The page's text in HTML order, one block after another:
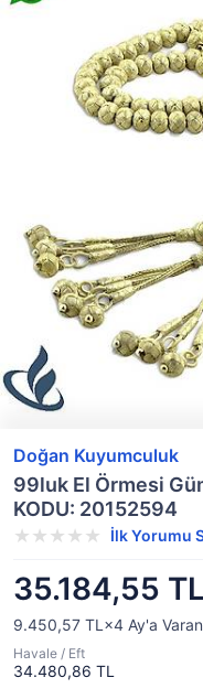
Doğan Kuyumculuk
99luk El Örmesi
KODU: 20152594
İlk Yorumu
35.184,55 TL
9.450,57 TL×4 Ay'a Varan
Havale / Eft
34.480,86 TL